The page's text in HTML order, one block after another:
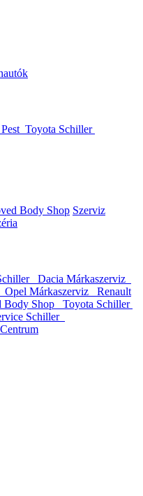
Toyota Schiller
Body Shop Szerviz
Dacia Márkaszerviz
Opel Márkaszerviz
Renault
Body Shop
Toyota Schiller
Schiller